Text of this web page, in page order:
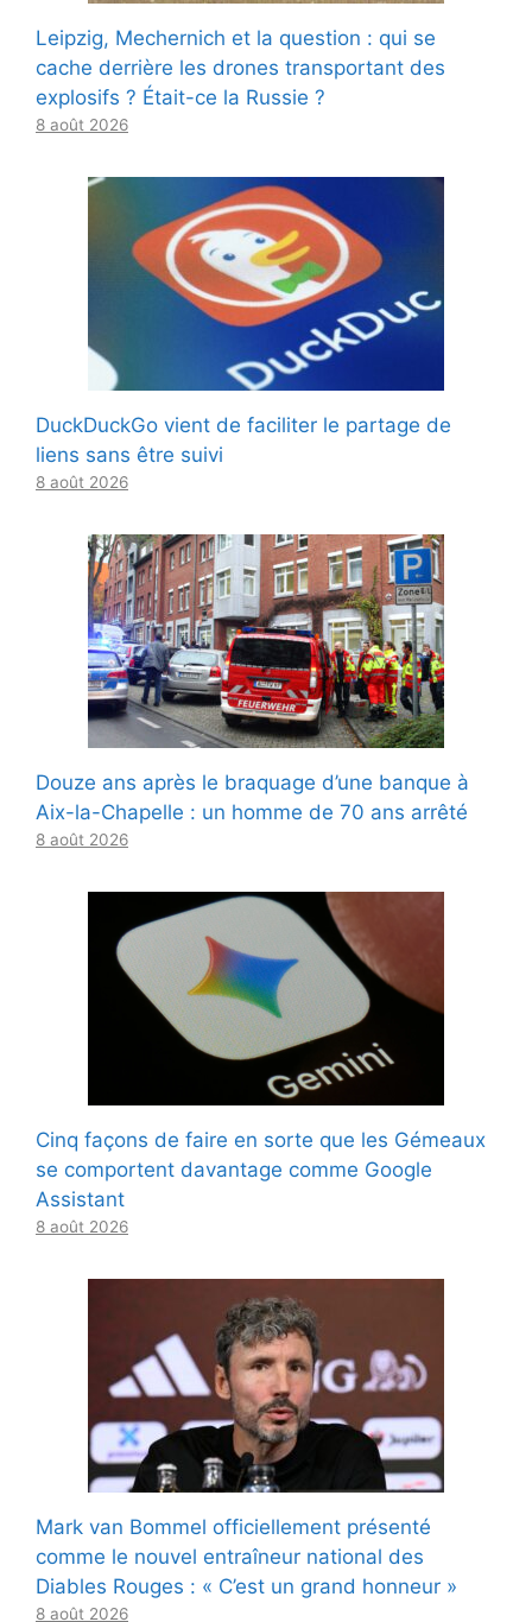
Leipzig, Mechernich et la question : qui se
cache derrière les drones transportant des
explosifs ? Était-ce la Russie ?
8 août 2026
DuckDuckGo vient de faciliter le partage de
liens sans être suivi
8 août 2026
Douze ans après le braquage d’une banque à
Aix-la-Chapelle : un homme de 70 ans arrêté
8 août 2026
Cinq façons de faire en sorte que les Gémeaux
se comportent davantage comme Google
Assistant
8 août 2026
Mark van Bommel officiellement présenté
comme le nouvel entraîneur national des
Diables Rouges : « C’est un grand honneur »
8 août 2026